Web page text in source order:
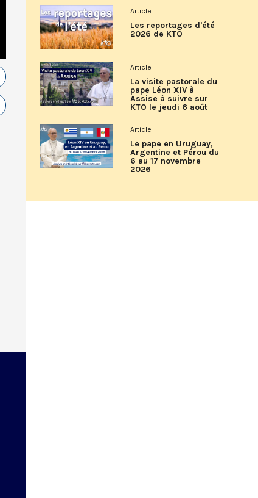
Article
Les reportages d'été
2026 de KTO
Article
La visite pastorale du
pape Léon XIV à
Assise à suivre sur
KTO le jeudi 6 août
Article
Le pape en Uruguay,
Argentine et Pérou du
6 au 17 novembre
2026